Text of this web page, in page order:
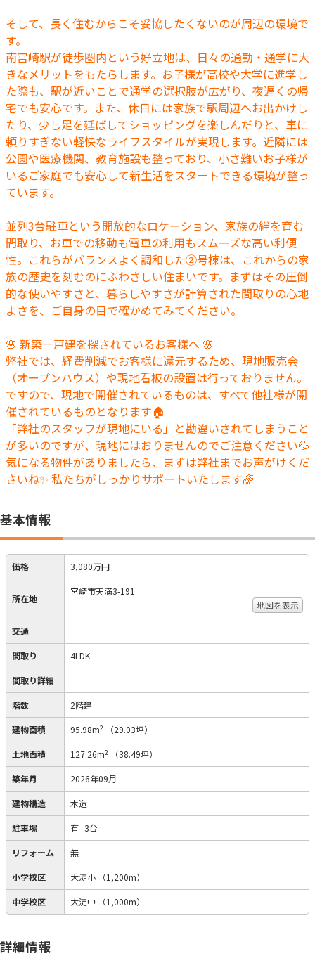
そして、長く住むからこそ妥協したくないのが周辺の環境で
す。
南宮崎駅が徒歩圏内という好立地は、日々の通勤・通学に大
きなメリットをもたらします。お子様が高校や大学に進学し
た際も、駅が近いことで通学の選択肢が広がり、夜遅くの帰
宅でも安心です。また、休日には家族で駅周辺へお出かけし
たり、少し足を延ばしてショッピングを楽しんだりと、車に
頼りすぎない軽快なライフスタイルが実現します。近隣には
公園や医療機関、教育施設も整っており、小さ難いお子様が
いるご家庭でも安心して新生活をスタートできる環境が整っ
ています。
並列3台駐車という開放的なロケーション、家族の絆を育む
間取り、お車での移動も電車の利用もスムーズな高い利便
性。これらがバランスよく調和した②号棟は、これからの家
族の歴史を刻むのにふわさしい住まいです。まずはその圧倒
的な使いやすさと、暮らしやすさが計算された間取りの心地
よさを、ご自身の目で確かめてみてください。
🌸 新築一戸建を探されているお客様へ 🌸
弊社では、経費削減でお客様に還元するため、現地販売会
（オープンハウス）や現地看板の設置は行っておりません。
ですので、現地で開催されているものは、すべて他社様が開
催されているものとなります🏠
「弊社のスタッフが現地にいる」と勘違いされてしまうこと
が多いのですが、現地にはおりませんのでご注意ください💦
気になる物件がありましたら、まずは弊社までお声がけくだ
さいね✨ 私たちがしっかりサポートいたします🌈
基本情報
価格 3,080万円
所在地
宮崎市天満3-191
地図を表示
交通
間取り 4LDK
間取り詳細
階数 2階建
建物面積 95.98m2 （29.03坪）
土地面積 127.26m2 （38.49坪）
築年月 2026年09月
建物構造 木造
駐車場 有 3台
リフォーム 無
小学校区 大淀小 （1,200m）
中学校区 大淀中 （1,000m）
詳細情報